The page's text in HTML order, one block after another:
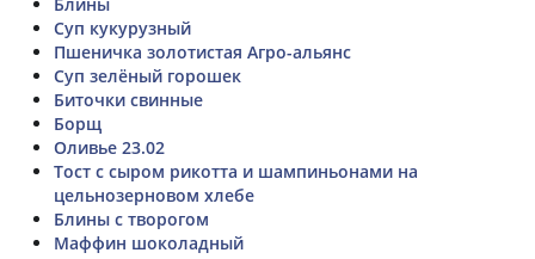
Суп кукурузный
Пшеничка золотистая Агро-альянс
Суп зелёный горошек
Биточки свинные
Борщ
Оливье 23.02
Тост с сыром рикотта и шампиньонами на
цельнозерновом хлебе
Блины с творогом
Маффин шоколадный